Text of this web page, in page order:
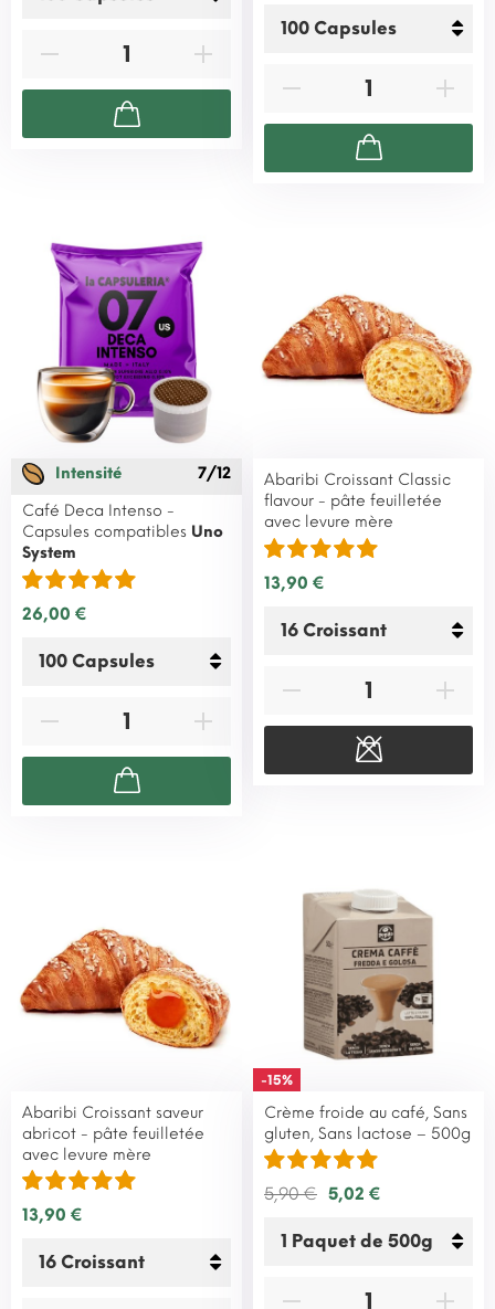
Intensité
7/12
Café Deca Intenso -
Capsules compatibles Uno
System
26,00 €
Abaribi Croissant Classic
flavour - pâte feuilletée
avec levure mère
13,90 €
Abaribi Croissant saveur
abricot - pâte feuilletée
avec levure mère
13,90 €
-15%
Crème froide au café, Sans
gluten, Sans lactose – 500g
5,90 € 5,02 €